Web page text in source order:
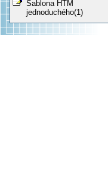
Šablona HTM
jednoduchého(1)